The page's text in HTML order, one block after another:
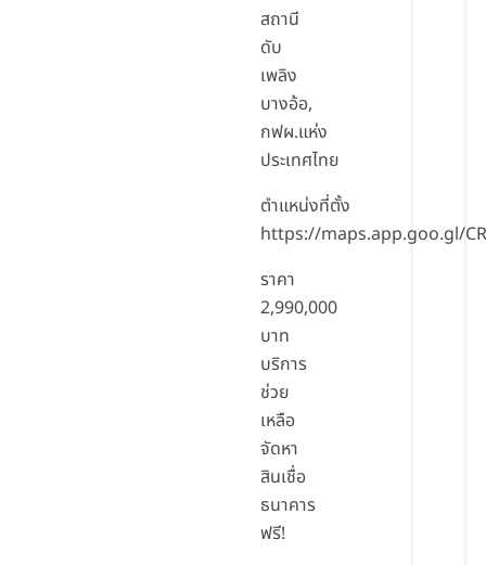
สถานี
ดับ
เพลิง
บางอ้อ,
กฟผ.แห่ง
ประเทศไทย
ตำแหน่งที่ตั้ง
https://maps.app.goo.gl/
ราคา
2,990,000
บาท
บริการ
ช่วย
เหลือ
จัดหา
สินเชื่อ
ธนาคาร
ฟรี!